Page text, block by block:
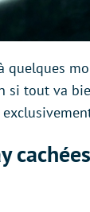
quelques
si tout va